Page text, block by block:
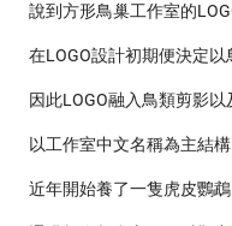
說到方形鳥巢工作室的
在LOGO設計初期便決定
因此LOGO融入鳥類剪影以
以工作室中文名稱為主結
近年開始養了一隻虎皮鸚